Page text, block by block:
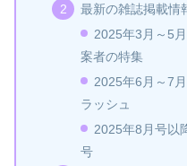
最新の雑誌掲載情
2025年3月～5
案者の特集
2025年6月～7
ラッシュ
2025年8月号以
号